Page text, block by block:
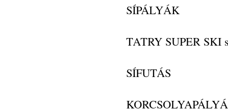
SÍPÁLYÁK
TATRY SUPER SKI
SÍFUTÁS